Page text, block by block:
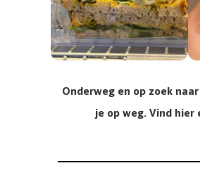
Onderweg en op zoek
je op weg. Vind